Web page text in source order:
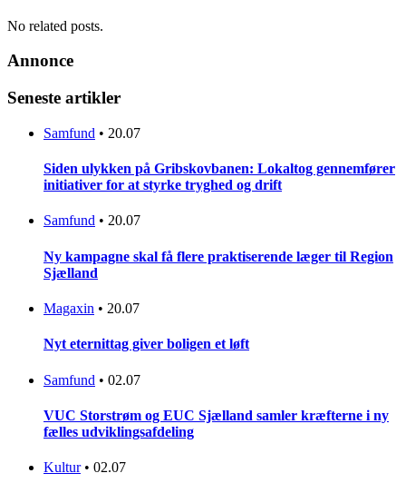
No related posts.
Annonce
Seneste artikler
Samfund • 20.07
Siden ulykken på Gribskovbanen: Lokaltog gennemfører
initiativer for at styrke tryghed og drift
Samfund • 20.07
Ny kampagne skal få flere praktiserende læger til Region
Sjælland
Magaxin • 20.07
Nyt eternittag giver boligen et løft
Samfund • 02.07
VUC Storstrøm og EUC Sjælland samler kræfterne i ny
fælles udviklingsafdeling
Kultur • 02.07